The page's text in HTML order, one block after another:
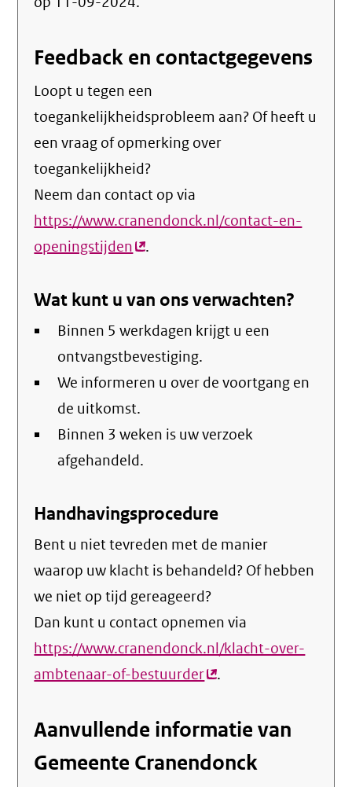
Feedback en contactgegevens
Loopt u tegen een
toegankelijkheidsprobleem aan? Of heeft u
een vraag of opmerking over
toegankelijkheid?
Neem dan contact op via
https://www.cranendonck.nl/contact-en-
openingstijden(externe
.
Wat kunt u van ons verwachten?
Binnen 5 werkdagen krijgt u een
ontvangstbevestiging.
We informeren u over de voortgang en
de uitkomst.
Binnen 3 weken is uw verzoek
afgehandeld.
Handhavingsprocedure
Bent u niet tevreden met de manier
waarop uw klacht is behandeld? Of hebben
we niet op tijd gereageerd?
Dan kunt u contact opnemen via
https://www.cranendonck.nl/klacht-over-
ambtenaar-of-bestuurder(externe
.
Aanvullende informatie van
Gemeente Cranendonck